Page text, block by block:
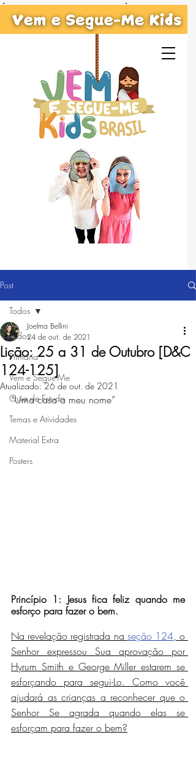
Post
Todos
Primária
Vem e Segue-Me
Guia de Estudo
Temas e Atividades
Material Extra
Posters
Todos
Lição: 25 a 31 de Outubro [D&C
124-125]
Joelma Bellini
24 de out. de 2021
Atualizado:26 de out. de 2021
“Uma casa a meu nome”
Princípio 1: Jesus fica feliz quando me
esforço para fazer o bem.
Na revelação registrada na seção 124, o
Senhor expressou Sua aprovação por
Hyrum Smith e George Miller estarem se
esforçando para segui-Lo. Como você
ajudará as crianças a reconhecer que o
Senhor Se agrada quando elas se
esforçam para fazer o bem?